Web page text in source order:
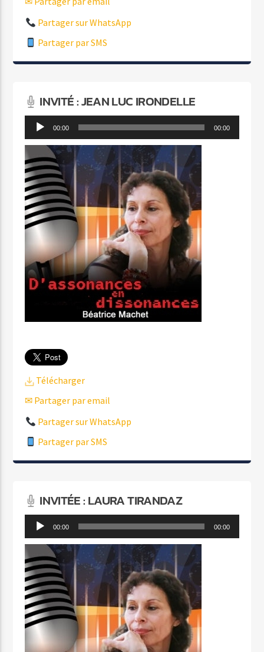
Partager sur WhatsApp
Partager par SMS
INVITÉ : JEAN LUC IRONDELLE
Lecteur
audio
00:00 00:00
Télécharger
✉ Partager par email
Partager sur WhatsApp
Partager par SMS
INVITÉE : LAURA TIRANDAZ
Lecteur
audio
00:00 00:00